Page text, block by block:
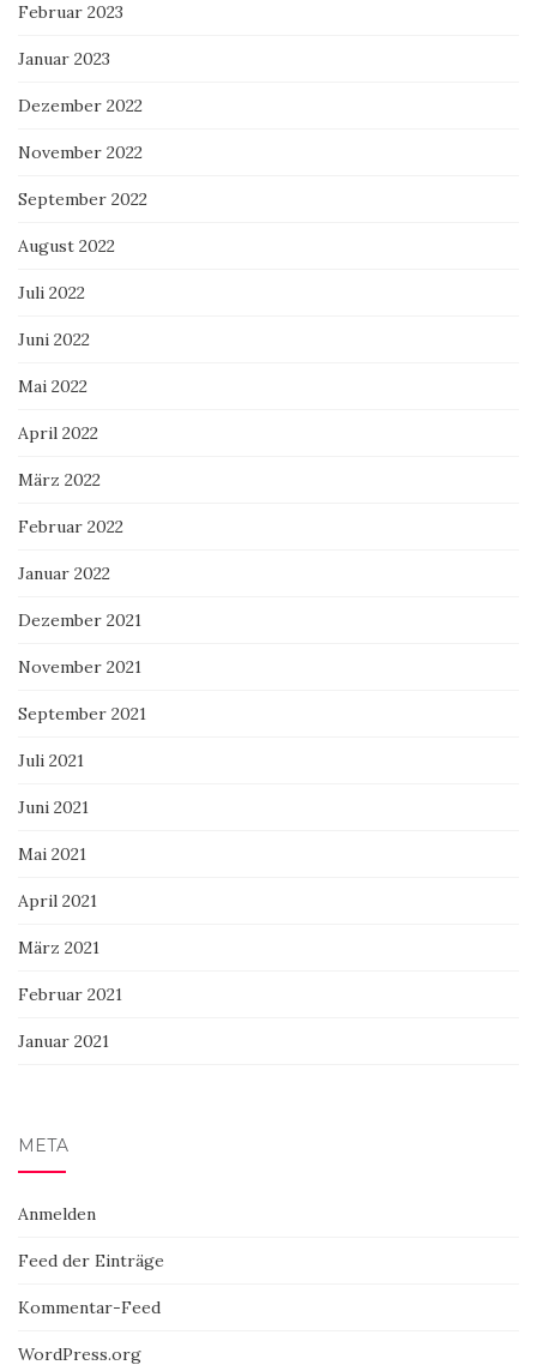
Februar 2023
Januar 2023
Dezember 2022
November 2022
September 2022
August 2022
Juli 2022
Juni 2022
Mai 2022
April 2022
März 2022
Februar 2022
Januar 2022
Dezember 2021
November 2021
September 2021
Juli 2021
Juni 2021
Mai 2021
April 2021
März 2021
Februar 2021
Januar 2021
META
Anmelden
Feed der Einträge
Kommentar-Feed
WordPress.org